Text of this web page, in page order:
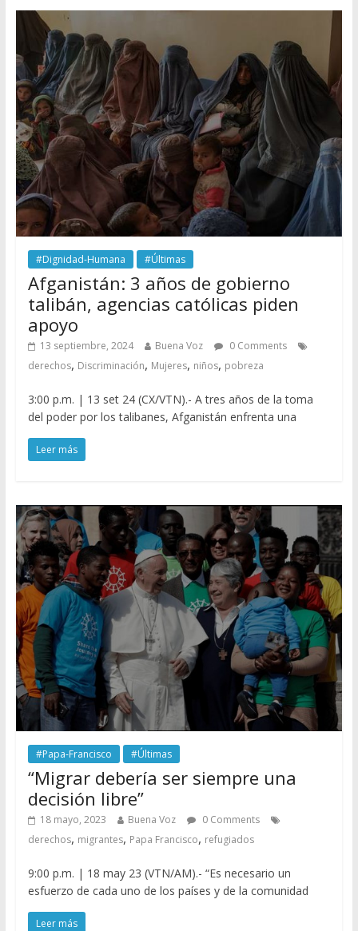
#Dignidad-Humana #Últimas
Afganistán: 3 años de gobierno
talibán, agencias católicas piden
apoyo
13 septiembre, 2024 Buena Voz
0 Comments
derechos, Discriminación, Mujeres, niños, pobreza
3:00 p.m. | 13 set 24 (CX/VTN).- A tres años de la toma
del poder por los talibanes, Afganistán enfrenta una
Leer más
#Papa-Francisco #Últimas
“Migrar debería ser siempre una
decisión libre”
18 mayo, 2023 Buena Voz
0 Comments
derechos, migrantes, Papa Francisco, refugiados
9:00 p.m. | 18 may 23 (VTN/AM).- “Es necesario un
esfuerzo de cada uno de los países y de la comunidad
Leer más